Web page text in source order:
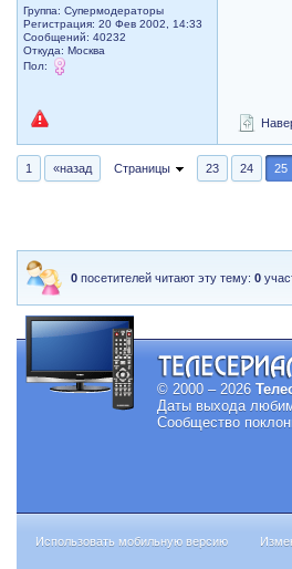
Группа: Супермодераторы
Регистрация: 20 Фев 2002, 14:33
Сообщений: 40232
Откуда: Москва
Пол:
1 «назад Страницы 23 24 25
0 посетителей читают эту тему:0
© 2000 – 2026
Даты выхода
Сообщество
Использовать мобильную версию